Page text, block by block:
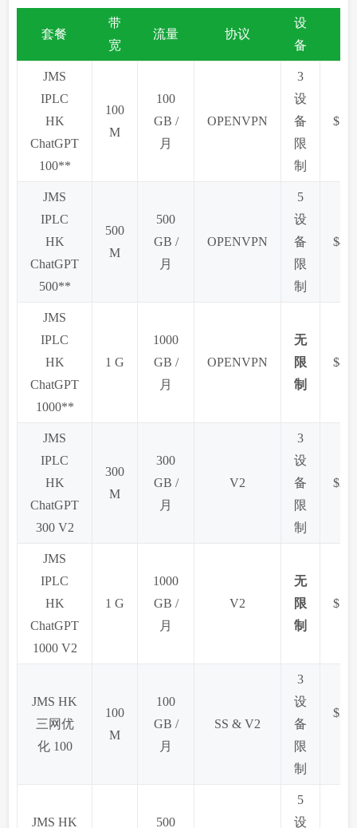
套餐
带
宽
流量 协议
设
备
JMS
IPLC
HK
ChatGPT
100**
100
M
100
GB /
月
OPENVPN
3
设
备
限
制
$15
JMS
IPLC
HK
ChatGPT
500**
500
M
500
GB /
月
OPENVPN
5
设
备
限
制
$49
JMS
IPLC
HK
ChatGPT
1000**
1 G
1000
GB /
月
OPENVPN
无
限
制
$89
JMS
IPLC
HK
ChatGPT
300 V2
300
M
300
GB /
月
V2
3
设
备
限
制
$21
JMS
IPLC
HK
ChatGPT
1000 V2
1 G
1000
GB /
月
V2
无
限
制
$59
JMS HK
三网优
化 100
100
M
100
GB /
月
SS & V2
3
设
备
限
制
JMS HK
500
5
设